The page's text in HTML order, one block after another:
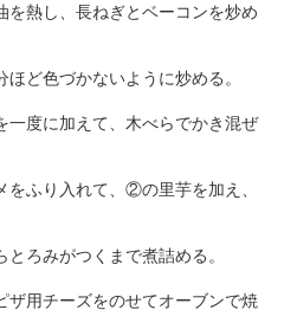
を熱し、長ねぎとベーコンを炒め
ど色づかないように炒める。
一度に加えて、木べらでかき混ぜ
をふり入れて、②の里芋を加え、
ろみがつくまで煮詰める。
用チーズをのせてオーブンで焼